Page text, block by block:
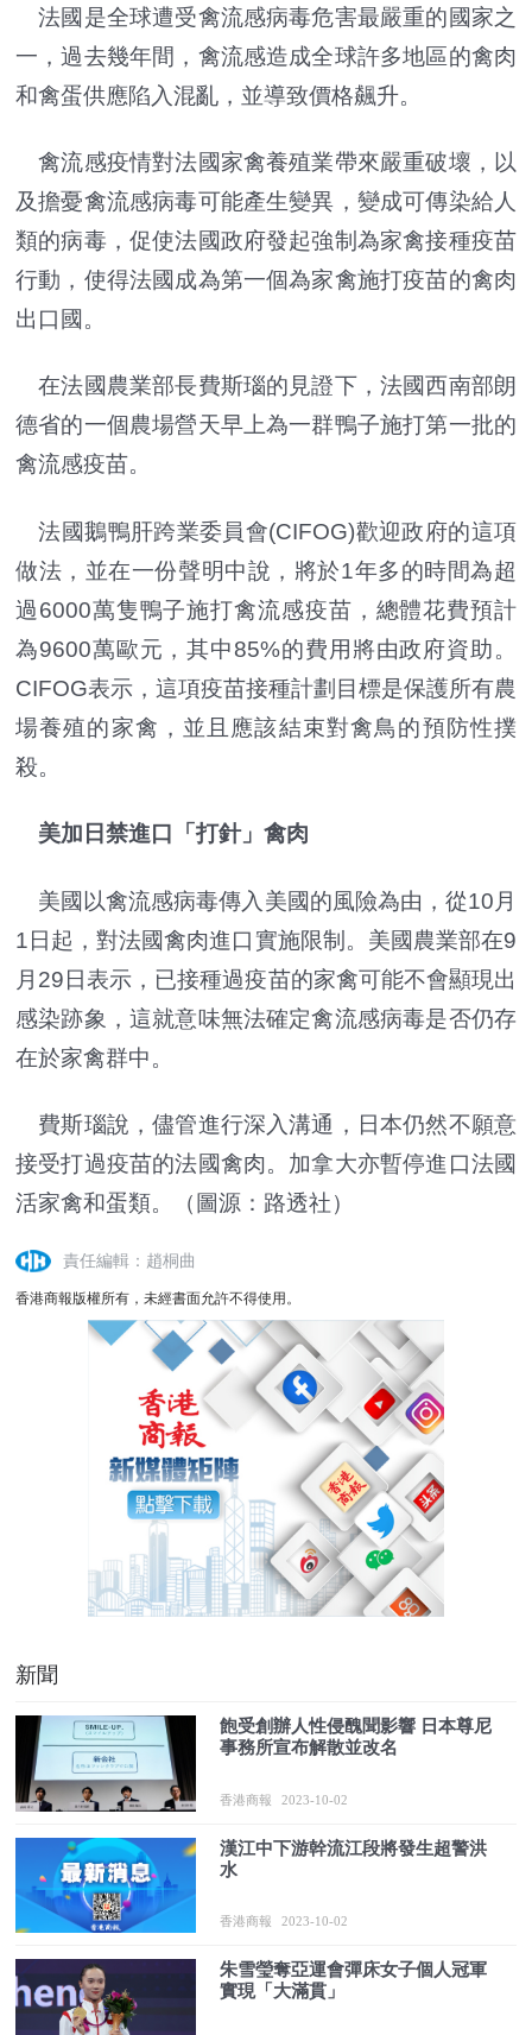
法國是全球遭受禽流感病毒危害最嚴重的國家之
一，過去幾年間，禽流感造成全球許多地區的禽肉
和禽蛋供應陷入混亂，並導致價格飆升。
禽流感疫情對法國家禽養殖業帶來嚴重破壞，以
及擔憂禽流感病毒可能產生變異，變成可傳染給人
類的病毒，促使法國政府發起強制為家禽接種疫苗
行動，使得法國成為第一個為家禽施打疫苗的禽肉
出口國。
在法國農業部長費斯瑙的見證下，法國西南部朗
德省的一個農場營天早上為一群鴨子施打第一批的
禽流感疫苗。
法國鵝鴨肝跨業委員會(CIFOG)歡迎政府的這項
做法，並在一份聲明中說，將於1年多的時間為超
過6000萬隻鴨子施打禽流感疫苗，總體花費預計
為9600萬歐元，其中85%的費用將由政府資助。
CIFOG表示，這項疫苗接種計劃目標是保護所有農
場養殖的家禽，並且應該結束對禽鳥的預防性撲
殺。
美加日禁進口「打針」禽肉
美國以禽流感病毒傳入美國的風險為由，從10月
1日起，對法國禽肉進口實施限制。美國農業部在9
月29日表示，已接種過疫苗的家禽可能不會顯現出
感染跡象，這就意味無法確定禽流感病毒是否仍存
在於家禽群中。
費斯瑙說，儘管進行深入溝通，日本仍然不願意
接受打過疫苗的法國禽肉。加拿大亦暫停進口法國
活家禽和蛋類。（圖源：路透社）
責任編輯：趙桐曲
香港商報版權所有，未經書面允許不得使用。
新聞
飽受創辦人性侵醜聞影響 日本尊尼
事務所宣布解散並改名
香港商報 2023-10-02
漢江中下游幹流江段將發生超警洪
水
香港商報 2023-10-02
朱雪瑩奪亞運會彈床女子個人冠軍
實現「大滿貫」